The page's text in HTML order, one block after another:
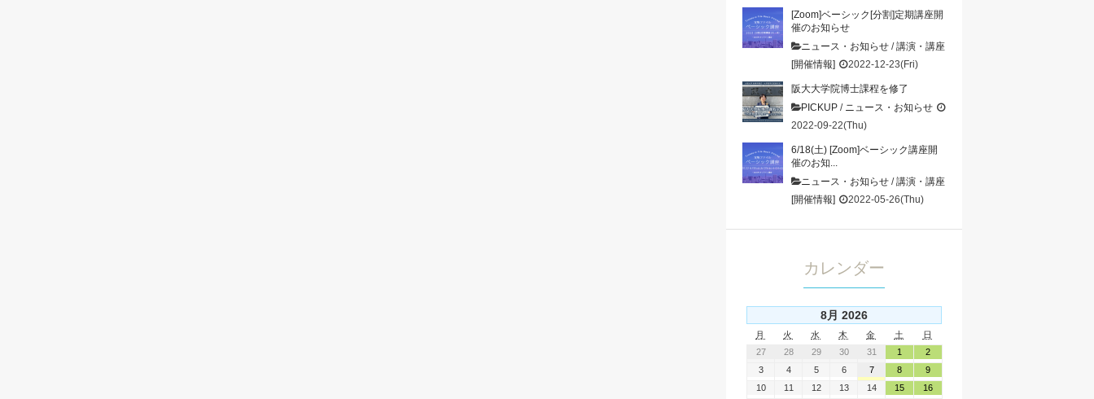
[Zoom]ベーシック[分割]定期講座開
催のお知らせ
ニュース・お知らせ /講演・講座
[開催情報]
2022-12-23(Fri)
阪大大学院博士課程を修了
PICKUP / ニュース・お知らせ
2022-09-22(Thu)
6/18(土) [Zoom]ベーシック講座開
催のお知...
ニュース・お知らせ /講演・講座
[開催情報]
2022-05-26(Thu)
カレンダー
8月 2026
月 火 水 木 金 土
日
27
28 29 30 31 1
2
3
4 5 6 7 8
9
10
11 12 13 14 15
16